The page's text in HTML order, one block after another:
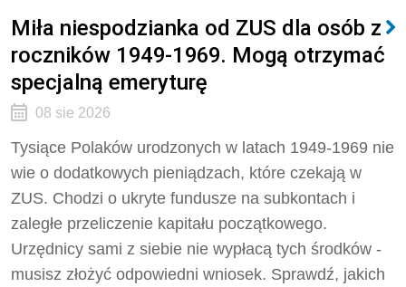
Miła niespodzianka od ZUS dla osób z
roczników 1949-1969. Mogą otrzymać
specjalną emeryturę
08 sie 2026
Tysiące Polaków urodzonych w latach 1949-1969 nie
wie o dodatkowych pieniądzach, które czekają w
ZUS. Chodzi o ukryte fundusze na subkontach i
zaległe przeliczenie kapitału początkowego.
Urzędnicy sami z siebie nie wypłacą tych środków -
musisz złożyć odpowiedni wniosek. Sprawdź, jakich